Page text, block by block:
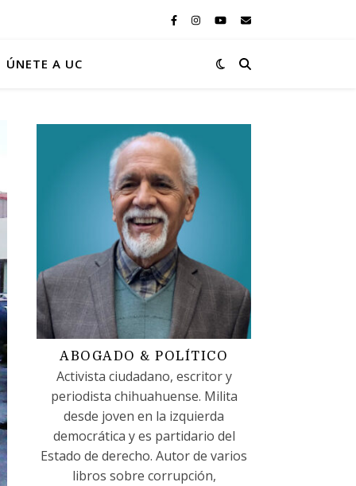
ÚNETE A UC
ABOGADO & POLÍTICO
Activista ciudadano, escritor y
periodista chihuahuense. Milita
desde joven en la izquierda
democrática y es partidario del
Estado de derecho. Autor de varios
libros sobre corrupción,